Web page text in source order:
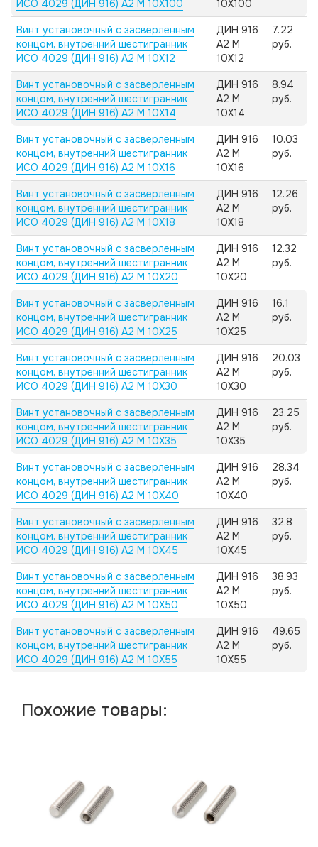
ИСО 4029 (ДИН 916) А2 M 10X100 10X100
Винт установочный с засверленным
концом, внутренний шестигранник
ИСО 4029 (ДИН 916) А2 M 10X12
ДИН 916
А2 M
10X12
7.22
руб.
Винт установочный с засверленным
концом, внутренний шестигранник
ИСО 4029 (ДИН 916) А2 M 10X14
ДИН 916
А2 M
10X14
8.94
руб.
Винт установочный с засверленным
концом, внутренний шестигранник
ИСО 4029 (ДИН 916) А2 M 10X16
ДИН 916
А2 M
10X16
10.03
руб.
Винт установочный с засверленным
концом, внутренний шестигранник
ИСО 4029 (ДИН 916) А2 M 10X18
ДИН 916
А2 M
10X18
12.26
руб.
Винт установочный с засверленным
концом, внутренний шестигранник
ИСО 4029 (ДИН 916) А2 M 10X20
ДИН 916
А2 M
10X20
12.32
руб.
Винт установочный с засверленным
концом, внутренний шестигранник
ИСО 4029 (ДИН 916) А2 M 10X25
ДИН 916
А2 M
10X25
16.1
руб.
Винт установочный с засверленным
концом, внутренний шестигранник
ИСО 4029 (ДИН 916) А2 M 10X30
ДИН 916
А2 M
10X30
20.03
руб.
Винт установочный с засверленным
концом, внутренний шестигранник
ИСО 4029 (ДИН 916) А2 M 10X35
ДИН 916
А2 M
10X35
23.25
руб.
Винт установочный с засверленным
концом, внутренний шестигранник
ИСО 4029 (ДИН 916) А2 M 10X40
ДИН 916
А2 M
10X40
28.34
руб.
Винт установочный с засверленным
концом, внутренний шестигранник
ИСО 4029 (ДИН 916) А2 M 10X45
ДИН 916
А2 M
10X45
32.8
руб.
Винт установочный с засверленным
концом, внутренний шестигранник
ИСО 4029 (ДИН 916) А2 M 10X50
ДИН 916
А2 M
10X50
38.93
руб.
Винт установочный с засверленным
концом, внутренний шестигранник
ИСО 4029 (ДИН 916) А2 M 10X55
ДИН 916
А2 M
10X55
49.65
руб.
Похожие товары: